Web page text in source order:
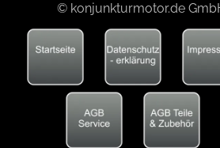
© konjunkturmotor.de